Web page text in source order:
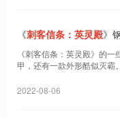
《刺客信条：英灵殿》
《刺客信条：英灵殿》的
甲，还有一款外形酷似灭霸。
2022-08-06